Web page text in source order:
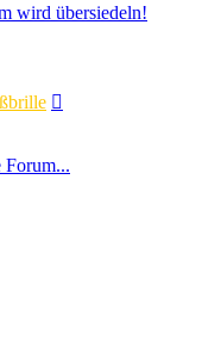
wird übersiedeln!
Forum...